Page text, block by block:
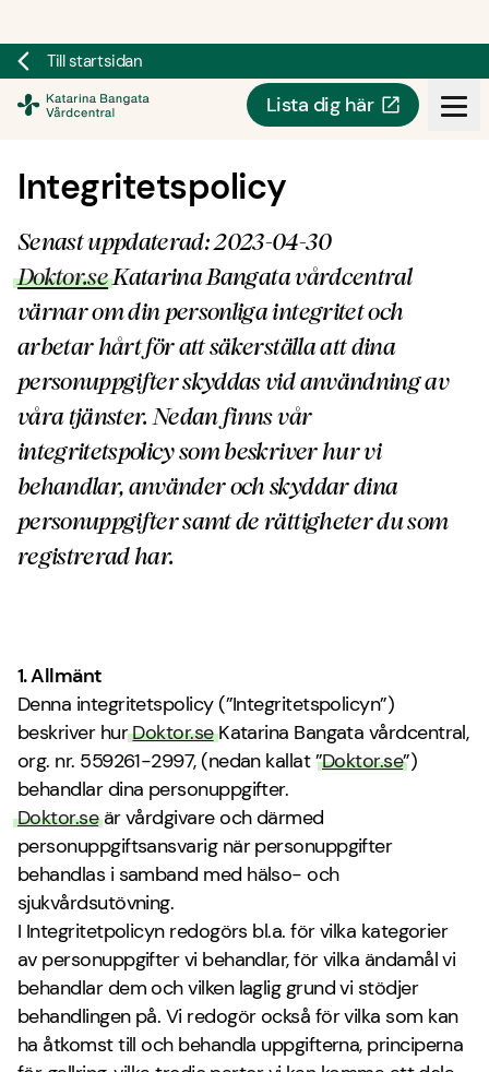
Till startsidan
Lista dig här
Integritetspolicy
Senast uppdaterad: 2023-04-30
Doktor.seKatarina Bangata vårdcentral
värnar om din personliga integritet och
arbetar hårt för att säkerställa att dina
personuppgifter skyddas vid användning av
våra tjänster. Nedan finns vår
integritetspolicy som beskriver hur vi
behandlar, använder och skyddar dina
personuppgifter samt de rättigheter du som
registrerad har.
1. Allmänt
Denna integritetspolicy (”Integritetspolicyn”)
beskriver hurDoktor.seKatarina Bangata vårdcentral,
org. nr. 559261-2997, (nedan kallat ”Doktor.se”)
behandlar dina personuppgifter.
Doktor.seär vårdgivare och därmed
personuppgiftsansvarig när personuppgifter
behandlas i samband med hälso- och
sjukvårdsutövning.
I Integritetpolicyn redogörs bl.a. för vilka kategorier
av personuppgifter vi behandlar, för vilka ändamål vi
behandlar dem och vilken laglig grund vi stödjer
behandlingen på. Vi redogör också för vilka som kan
ha åtkomst till och behandla uppgifterna, principerna